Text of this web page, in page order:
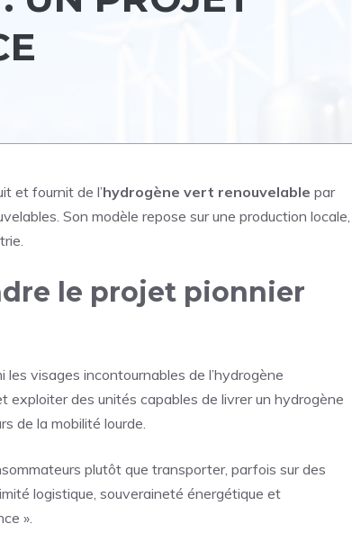
et fournit de l’hydrogène vert renouvelable par
Son modèle repose sur une production locale,
le projet pionnier
les visages incontournables de l’hydrogène
exploiter des unités capables de livrer un hydrogène
de la mobilité lourde.
plutôt que transporter, parfois sur des
logistique, souveraineté énergétique et
».